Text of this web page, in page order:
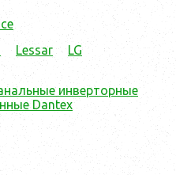
Lessar
LG
инверторные
Dantex